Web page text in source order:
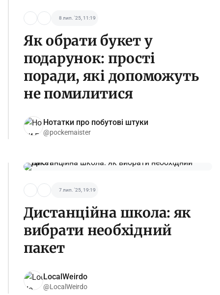
8 лип. '25, 11:19
Як обрати букет у
подарунок: прості
поради, які допоможуть
не помилитися
Нотатки про побутові штуки
@pockemaister
7 лип. '25, 19:19
Дистанційна школа: як
вибрати необхідний
пакет
LocalWeirdo
@LocalWeirdo